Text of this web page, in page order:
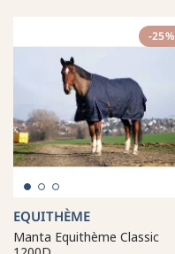
-25%
EQUITHÈME
Manta Equithème Classic